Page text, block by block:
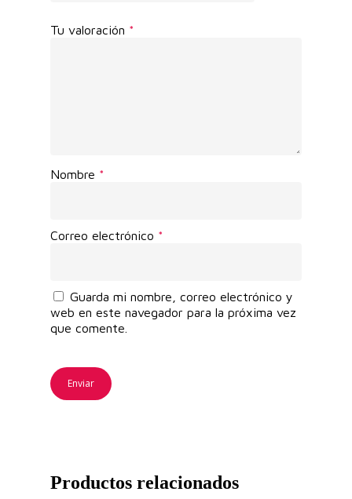
Tu valoración *
Nombre *
Correo electrónico *
Guarda mi nombre, correo electrónico y
web en este navegador para la próxima vez
que comente.
Productos relacionados